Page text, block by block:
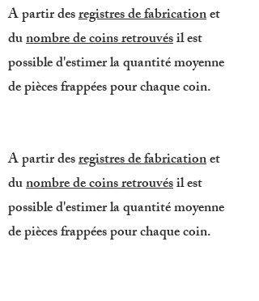
A partir desregistres de fabricationet
dunombre de coins retrouvésil est
possible d'estimer la quantité moyenne
de pièces frappées pour chaque coin.
A partir desregistres de fabricationet
dunombre de coins retrouvésil est
possible d'estimer la quantité moyenne
de pièces frappées pour chaque coin.